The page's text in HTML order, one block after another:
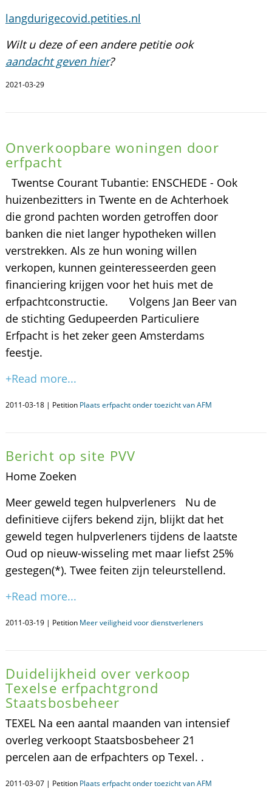
langdurigecovid.petities.nl
Wilt u deze of een andere petitie ook
aandacht geven hier?
2021-03-29
Onverkoopbare woningen door
erfpacht
Twentse Courant Tubantie: ENSCHEDE - Ook
huizenbezitters in Twente en de Achterhoek
die grond pachten worden getroffen door
banken die niet langer hypotheken willen
verstrekken. Als ze hun woning willen
verkopen, kunnen geinteresseerden geen
financiering krijgen voor het huis met de
erfpachtconstructie. Volgens Jan Beer van
de stichting Gedupeerden Particuliere
Erfpacht is het zeker geen Amsterdams
feestje.
+Read more...
2011-03-18 | Petition Plaats erfpacht onder toezicht van AFM
Bericht op site PVV
Home Zoeken
Meer geweld tegen hulpverleners Nu de
definitieve cijfers bekend zijn, blijkt dat het
geweld tegen hulpverleners tijdens de laatste
Oud op nieuw-wisseling met maar liefst 25%
gestegen(*). Twee feiten zijn teleurstellend.
+Read more...
2011-03-19 | Petition Meer veiligheid voor dienstverleners
Duidelijkheid over verkoop
Texelse erfpachtgrond
Staatsbosbeheer
TEXEL Na een aantal maanden van intensief
overleg verkoopt Staatsbosbeheer 21
percelen aan de erfpachters op Texel. .
2011-03-07 | Petition Plaats erfpacht onder toezicht van AFM